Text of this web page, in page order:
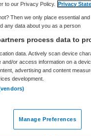
wil ook dat
en uiteindelijk
tellen. Maar
kan duren, wil
de komende
to our Privacy Policy.
Privacy
Then we only place essential and
any data about you as a person
process data to
data. Actively scan device
and/or access information on a
advertising and content
development.
Manage Preferences